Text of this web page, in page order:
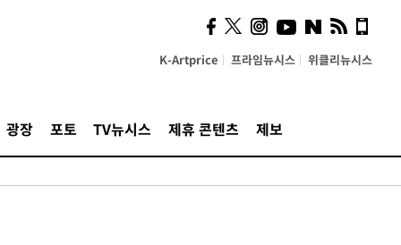
K-Artprice 프라임뉴시스 위클리뉴시스
광장 포토 TV뉴시스 제휴 콘텐츠 제보